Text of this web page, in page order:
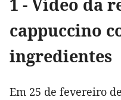
1 - Vídeo da
cappuccino
ingredientes
Em 25 de fevereiro